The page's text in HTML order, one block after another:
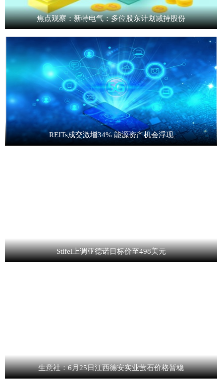
焦点观察：新特电气：多位股东计划减持股份
REITs成交激增34% 能源资产机会浮现
Stifel上调亚德诺目标价至498美元
生意社：6月25日江西德安实业萤石价格暂稳